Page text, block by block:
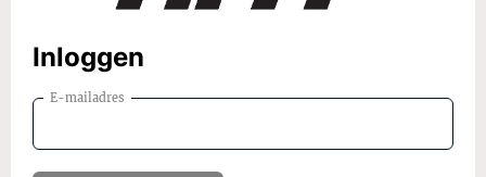
Inloggen
E-mailadres